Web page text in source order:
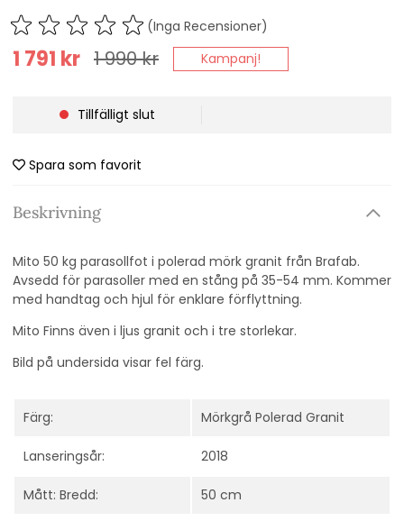
(Inga Recensioner)
1 990kr
1 791 kr Kampanj!
Tillfälligt slut
Spara som favorit
Beskrivning
Mito 50 kg parasollfot i polerad mörk granit från Brafab.
Avsedd för parasoller med en stång på 35-54 mm. Kommer
med handtag och hjul för enklare förflyttning.
Mito Finns även i ljus granit och i tre storlekar.
Bild på undersida visar fel färg.
Färg: Mörkgrå Polerad Granit
Lanseringsår: 2018
Mått: Bredd: 50 cm